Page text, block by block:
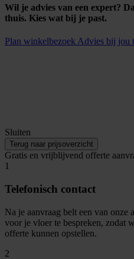
Wil je advies van een expert?
thuis. Kies wat bij je past.
Plan winkelbezoek Advies bij jou
Sluiten
Terug naar prijsoverzicht
Gratis en vrijblijvend offerte
1
Telefonisch contact
Na je aanvraag belt een van onze
voor je vloer te bespreken, zodat
offerte kunnen opstellen.
2